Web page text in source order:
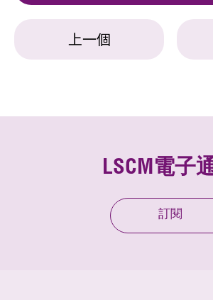
上一個
LSCM電子
訂閱